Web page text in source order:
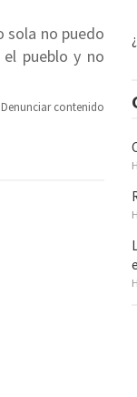
sola no puedo
pueblo y no
Denunciar contenido